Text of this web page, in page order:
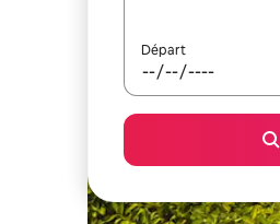
Départ